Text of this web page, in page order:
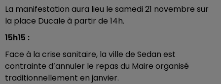
La manifestation aura lieu le samedi 21 novembre sur
la place Ducale à partir de 14h.
15h15 :
Face à la crise sanitaire, la ville de Sedan est
contrainte d’annuler le repas du Maire organisé
traditionnellement en janvier.